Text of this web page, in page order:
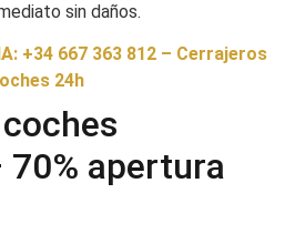
sin daños.
+34 667 363 812 – Cerrajeros
24h
apertura